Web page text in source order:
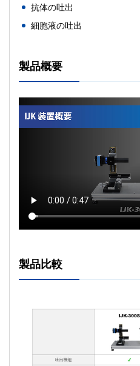
抗体の吐出
細胞液の吐出
製品概要
製品比較